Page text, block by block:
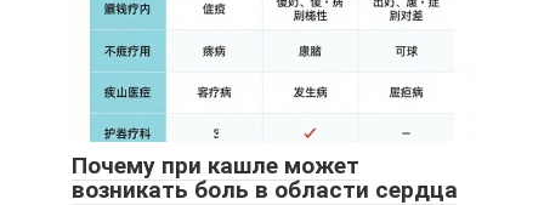
Почему при кашле может
возникать боль в области сердца